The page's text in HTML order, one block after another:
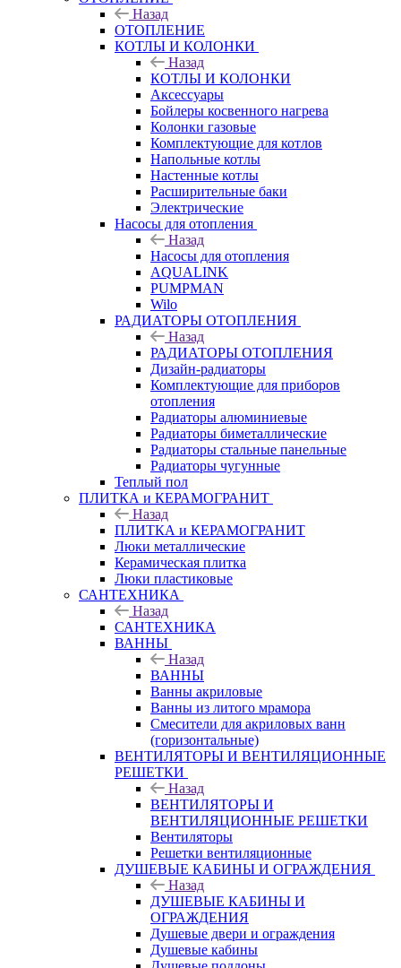
Назад
ОТОПЛЕНИЕ
КОТЛЫ И КОЛОНКИ
Назад
КОТЛЫ И КОЛОНКИ
Аксессуары
Бойлеры косвенного нагрева
Колонки газовые
Комплектующие для котлов
Напольные котлы
Настенные котлы
Расширительные баки
Электрические
Насосы для отопления
Назад
Насосы для отопления
AQUALINK
PUMPMAN
Wilo
РАДИАТОРЫ ОТОПЛЕНИЯ
Назад
РАДИАТОРЫ ОТОПЛЕНИЯ
Дизайн-радиаторы
Комплектующие для приборов
отопления
Радиаторы алюминиевые
Радиаторы биметаллические
Радиаторы стальные панельные
Радиаторы чугунные
Теплый пол
ПЛИТКА и КЕРАМОГРАНИТ
Назад
ПЛИТКА и КЕРАМОГРАНИТ
Люки металлические
Керамическая плитка
Люки пластиковые
САНТЕХНИКА
Назад
САНТЕХНИКА
ВАННЫ
Назад
ВАННЫ
Ванны акриловые
Ванны из литого мрамора
Смесители для акриловых ванн
(горизонтальные)
ВЕНТИЛЯТОРЫ И ВЕНТИЛЯЦИОННЫЕ
РЕШЕТКИ
Назад
ВЕНТИЛЯТОРЫ И
ВЕНТИЛЯЦИОННЫЕ РЕШЕТКИ
Вентиляторы
Решетки вентиляционные
ДУШЕВЫЕ КАБИНЫ И ОГРАЖДЕНИЯ
Назад
ДУШЕВЫЕ КАБИНЫ И
ОГРАЖДЕНИЯ
Душевые двери и ограждения
Душевые кабины